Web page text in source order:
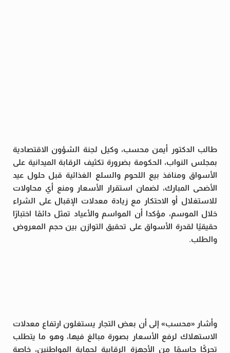
طالب الدكتور أيمن محسب، وكيل لجنة الشؤون الاقتصادية
بمجلس النواب، الحكومة بضرورة تكثيف الرقابة الميدانية على
الأسواق ومنافذ بيع اللحوم والسلع الغذائية قبل حلول عيد
الأضحى المبارك، لضمان استقرار الأسعار ومنع أي محاولات
للاستغلال أو الاحتكار مع زيادة معدلات الإقبال على الشراء
خلال الموسم، مؤكدا أن المواسم والأعياد تمثل دائمًا اختبارًا
حقيقيًا لقدرة الأسواق على تحقيق التوازن بين حجم المعروض
والطلب.
وأشار «محسب» إلى أن بعض التجار يستغلون ارتفاع معدلات
الاستهلاك لرفع الأسعار بصورة مبالغ فيها، وهو ما يتطلب
تحركًا حاسمًا من الأجهزة الرقابية لحماية المواطنين، خاصة